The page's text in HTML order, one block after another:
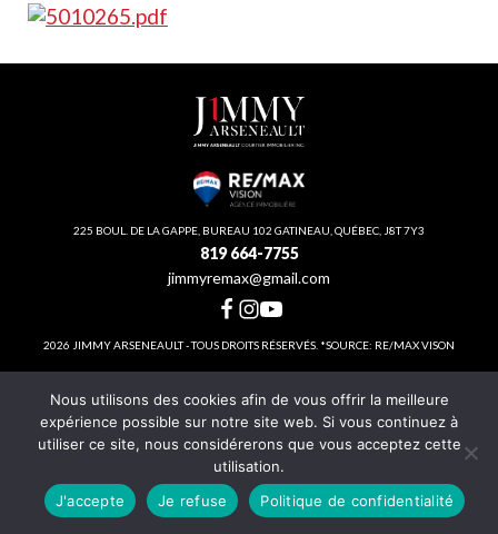
225 BOUL. DE LA GAPPE, BUREAU 102 GATINEAU, QUÉBEC, J8T 7Y3
819 664-7755
jimmyremax@gmail.com
2026 JIMMY ARSENEAULT - TOUS DROITS RÉSERVÉS. *SOURCE: RE/MAX VISON
CRÉATION DU SITE INTERNET
Nous utilisons des cookies afin de vous offrir la meilleure
expérience possible sur notre site web. Si vous continuez à
utiliser ce site, nous considérerons que vous acceptez cette
utilisation.
J'accepte
Je refuse Politique de confidentialité